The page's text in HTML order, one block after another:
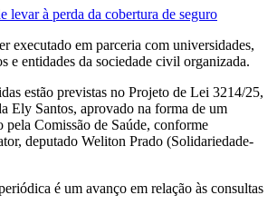
levar à perda da cobertura de seguro
executado em parceria com universidades,
e entidades da sociedade civil organizada.
estão previstas no Projeto de Lei 3214/25,
Ely Santos, aprovado na forma de um
pela Comissão de Saúde, conforme
deputado Weliton Prado (Solidariedade-
é um avanço em relação às consultas